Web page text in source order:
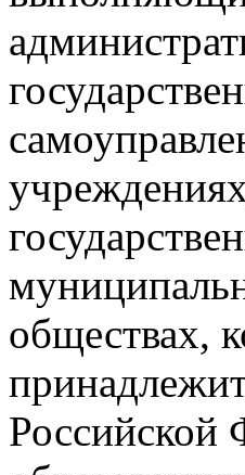
обществах,
Российской